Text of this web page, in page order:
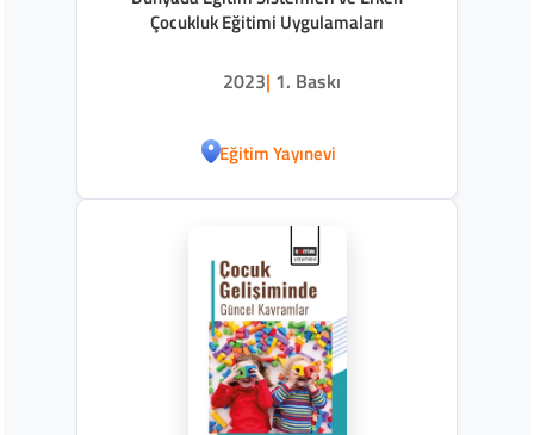
Çocukluk Eğitimi Uygulamaları
2023| 1. Baskı
Eğitim Yayınevi